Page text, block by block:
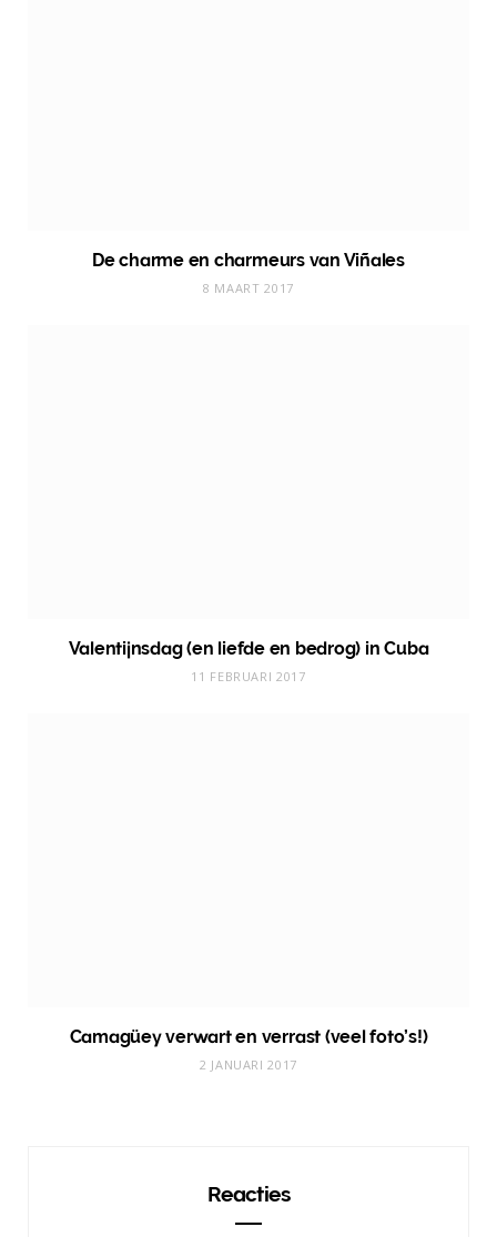
De charme en charmeurs van Viñales
8 MAART 2017
Valentijnsdag (en liefde en bedrog) in Cuba
11 FEBRUARI 2017
Camagüey verwart en verrast (veel foto’s!)
2 JANUARI 2017
Reacties